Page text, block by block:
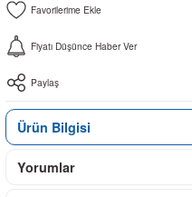
Fiyatı Düşünce Haber Ver
Paylaş
Ürün Bilgisi
Yorumlar